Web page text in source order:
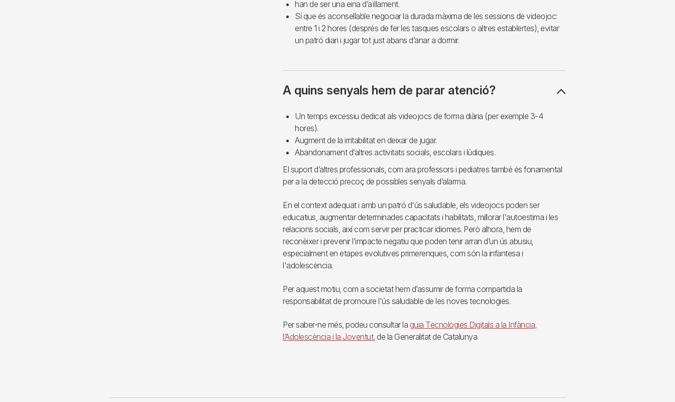
han de ser una eina d’aïllament.
Sí que és aconsellable negociar la durada màxima de les sessions de videojoc:
entre 1 i 2 hores (després de fer les tasques escolars o altres establertes), evitar
un patró diari i jugar tot just abans d’anar a dormir.
A quins senyals hem de parar atenció?
Un temps excessiu dedicat als videojocs de forma diària (per exemple 3-4
hores).
Augment de la irritabilitat en deixar de jugar.
Abandonament d’altres activitats socials, escolars i lúdiques.
El suport d’altres professionals, com ara professors i pediatres també és fonamental
per a la detecció precoç de possibles senyals d’alarma.
En el context adequat i amb un patró d'ús saludable, els videojocs poden ser
educatius, augmentar determinades capacitats i habilitats, millorar l'autoestima i les
relacions socials, així com servir per practicar idiomes. Però alhora, hem de
reconèixer i prevenir l’impacte negatiu que poden tenir arran d’un ús abusiu,
especialment en etapes evolutives primerenques, com són la infantesa i
l'adolescència.
Per aquest motiu, com a societat hem d’assumir de forma compartida la
responsabilitat de promoure l'ús saludable de les noves tecnologies.
Per saber-ne més, podeu consultar la guia Tecnologies Digitals a la Infància,
l’Adolescència i la Joventut, de la Generalitat de Catalunya